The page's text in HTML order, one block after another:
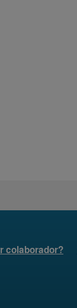
colaborador?